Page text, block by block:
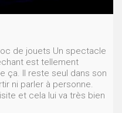
de jouets Un spectacle
est tellement
ça. Il reste seul dans son
ni parler à personne.
et cela lui va très bien